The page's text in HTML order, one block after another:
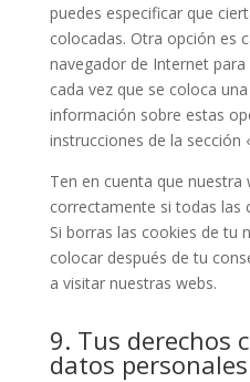
puedes especificar que
colocadas. Otra opción es
navegador de Internet
cada vez que se coloca
información sobre estas
instrucciones de la sección
Ten en cuenta que
correctamente si todas las
Si borras las cookies de tu
colocar después de tu
a visitar nuestras webs.
9. Tus derechos
datos personales